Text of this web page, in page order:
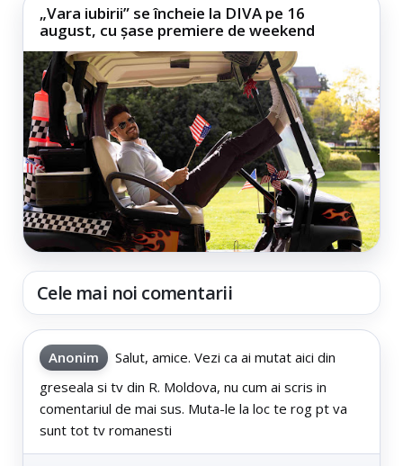
„Vara iubirii” se încheie la DIVA pe 16
august, cu șase premiere de weekend
Cele mai noi comentarii
Anonim
Salut, amice. Vezi ca ai mutat aici din
greseala si tv din R. Moldova, nu cum ai scris in
comentariul de mai sus. Muta-le la loc te rog pt va
sunt tot tv romanesti